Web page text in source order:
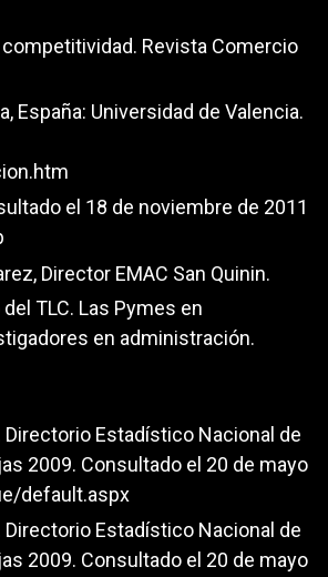
competitividad. Revista Comercio
España: Universidad de Valencia.
el 18 de noviembre de 2011
Director EMAC San Quinin.
TLC. Las Pymes en
en administración.
Estadístico Nacional de
2009. Consultado el 20 de mayo
default.aspx
Estadístico Nacional de
2009. Consultado el 20 de mayo